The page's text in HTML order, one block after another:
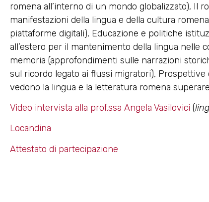
romena all’interno di un mondo globalizzato), Il
manifestazioni della lingua e della cultura
piattaforme digitali), Educazione e politiche
all’estero per il mantenimento della lingua nelle
memoria (approfondimenti sulle narrazioni
sul ricordo legato ai flussi migratori),
vedono la lingua e la letteratura romena
Video intervista alla prof.ssa Angela Vasilovici (
Locandina
Attestato di partecipazione